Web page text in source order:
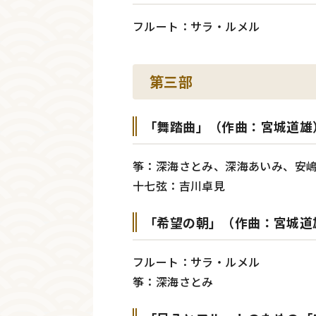
フルート：サラ・ルメル
第三部
「舞踏曲」（作曲：宮城道雄）
筝：深海さとみ、深海あいみ、安
十七弦：吉川卓見
「希望の朝」（作曲：宮城道
フルート：サラ・ルメル
筝：深海さとみ